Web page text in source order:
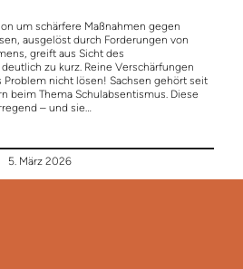
um schärfere Maßnahmen gegen
ausgelöst durch Forderungen von
greift aus Sicht des
zu kurz. Reine Verschärfungen
Problem nicht lösen! Sachsen gehört seit
beim Thema Schulabsentismus. Diese
– und sie…
5. März 2026